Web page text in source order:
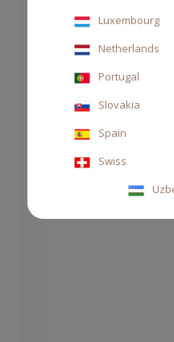
DIFFUSORE
Luxembourg
Netherlands
Portugal
Slovakia
Spain
Swiss